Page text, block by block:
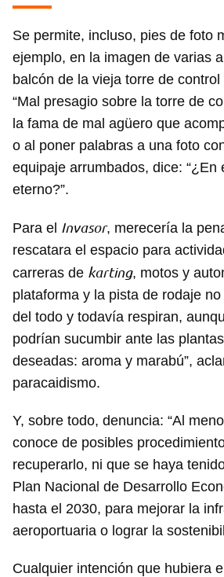
Para poder guardar como favorito,
iniciar sesión con tu cuenta de
INICIAR SESIÓN
Se permite, incluso, pies de foto
ejemplo, en la imagen de varias
balcón de la vieja torre de
“Mal presagio sobre la torre de
la fama de mal agüero que
o al poner palabras a una foto
equipaje arrumbados, dice: “¿En
eterno?”.
Para el Invasor, merecería la
rescatara el espacio para
carreras de karting, motos y
plataforma y la pista de rodaje
del todo y todavía respiran,
podrían sucumbir ante las
deseadas: aroma y marabú”,
paracaidismo.
Y, sobre todo, denuncia: “Al
conoce de posibles
recuperarlo, ni que se haya
Plan Nacional de Desarrollo
hasta el 2030, para mejorar la
aeroportuaria o lograr la
Cualquier intención que hubiera